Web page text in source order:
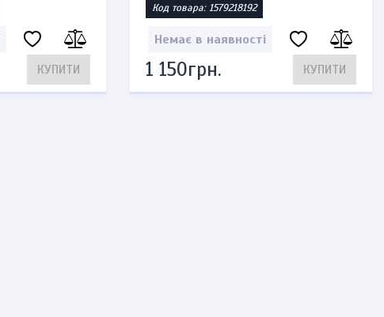
КУПИТИ
Код товара: 1579218192
Немає в наявності
1 150грн. КУПИТИ